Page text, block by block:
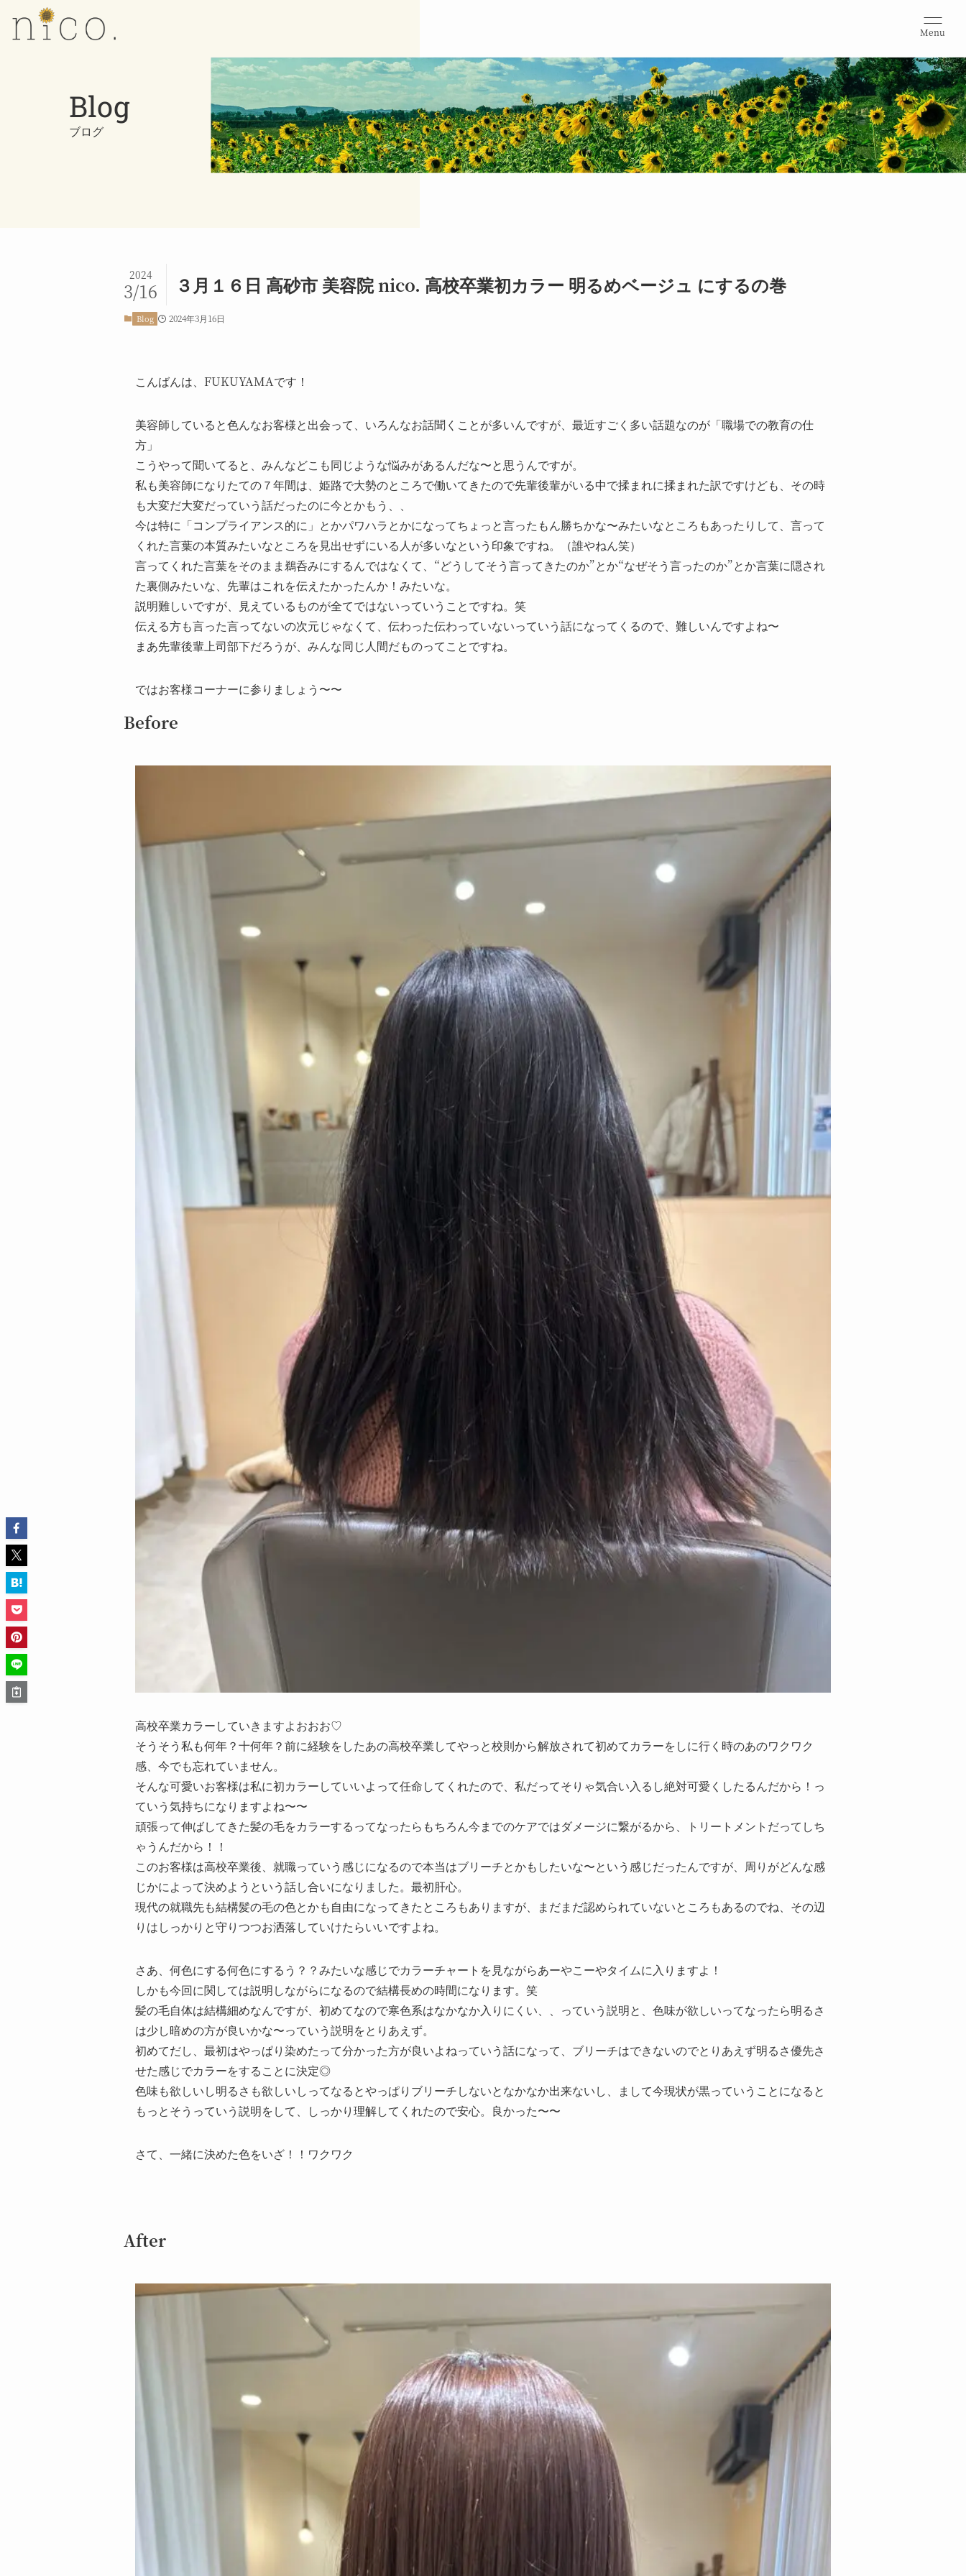
Menu
Blog
ブログ
３月１６日 高砂市 美容院 nico. 高校卒業初カラー 明るめベージュ にするの巻
2024
3/16
Blog 2024年3月16日
こんばんは、FUKUYAMAです！
美容師していると色んなお客様と出会って、いろんなお話聞くことが多いんですが、最近すごく多い話題なのが「職場での教育の仕
方」
こうやって聞いてると、みんなどこも同じような悩みがあるんだな〜と思うんですが。
私も美容師になりたての７年間は、姫路で大勢のところで働いてきたので先輩後輩がいる中で揉まれに揉まれた訳ですけども、その時
も大変だ大変だっていう話だったのに今とかもう、、
今は特に「コンプライアンス的に」とかパワハラとかになってちょっと言ったもん勝ちかな〜みたいなところもあったりして、言って
くれた言葉の本質みたいなところを見出せずにいる人が多いなという印象ですね。（誰やねん笑）
言ってくれた言葉をそのまま鵜呑みにするんではなくて、“どうしてそう言ってきたのか”とか“なぜそう言ったのか”とか言葉に隠され
た裏側みたいな、先輩はこれを伝えたかったんか！みたいな。
説明難しいですが、見えているものが全てではないっていうことですね。笑
伝える方も言った言ってないの次元じゃなくて、伝わった伝わっていないっていう話になってくるので、難しいんですよね〜
まあ先輩後輩上司部下だろうが、みんな同じ人間だものってことですね。
ではお客様コーナーに参りましょう〜〜
Before
高校卒業カラーしていきますよおおお♡
そうそう私も何年？十何年？前に経験をしたあの高校卒業してやっと校則から解放されて初めてカラーをしに行く時のあのワクワク
感、今でも忘れていません。
そんな可愛いお客様は私に初カラーしていいよって任命してくれたので、私だってそりゃ気合い入るし絶対可愛くしたるんだから！っ
ていう気持ちになりますよね〜〜
頑張って伸ばしてきた髪の毛をカラーするってなったらもちろん今までのケアではダメージに繋がるから、トリートメントだってしち
ゃうんだから！！
このお客様は高校卒業後、就職っていう感じになるので本当はブリーチとかもしたいな〜という感じだったんですが、周りがどんな感
じかによって決めようという話し合いになりました。最初肝心。
現代の就職先も結構髪の毛の色とかも自由になってきたところもありますが、まだまだ認められていないところもあるのでね、その辺
りはしっかりと守りつつお洒落していけたらいいですよね。
さあ、何色にする何色にするう？？みたいな感じでカラーチャートを見ながらあーやこーやタイムに入りますよ！
しかも今回に関しては説明しながらになるので結構長めの時間になります。笑
髪の毛自体は結構細めなんですが、初めてなので寒色系はなかなか入りにくい、、っていう説明と、色味が欲しいってなったら明るさ
は少し暗めの方が良いかな〜っていう説明をとりあえず。
初めてだし、最初はやっぱり染めたって分かった方が良いよねっていう話になって、ブリーチはできないのでとりあえず明るさ優先さ
せた感じでカラーをすることに決定◎
色味も欲しいし明るさも欲しいしってなるとやっぱりブリーチしないとなかなか出来ないし、まして今現状が黒っていうことになると
もっとそうっていう説明をして、しっかり理解してくれたので安心。良かった〜〜
さて、一緒に決めた色をいざ！！ワクワク
After